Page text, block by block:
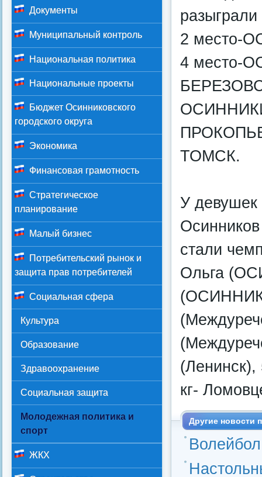
2 место-
4 место-
ТОМСК.
У девушек
стали
Ольга
кг-
Другие новости
Волейбол
Документы
Муниципальный контроль
Национальная политика
Национальные проекты
Бюджет Осинниковского
городского округа
Экономика
Финансовая грамотность
Стратегическое
планирование
Малый бизнес
Потребительский рынок и
защита прав потребителей
Социальная сфера
Культура
Образование
Здравоохранение
Социальная защита
Молодежная политика и
спорт
ЖКХ